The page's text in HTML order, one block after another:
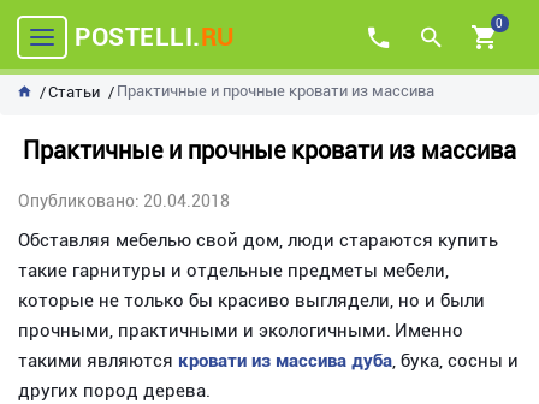
POSTELLI.RU 0
Статьи Практичные и прочные кровати из массива
Практичные и прочные кровати из массива
Опубликовано: 20.04.2018
Обставляя мебелью свой дом, люди стараются купить
такие гарнитуры и отдельные предметы мебели,
которые не только бы красиво выглядели, но и были
прочными, практичными и экологичными. Именно
такими являются кровати из массива дуба, бука, сосны и
других пород дерева.